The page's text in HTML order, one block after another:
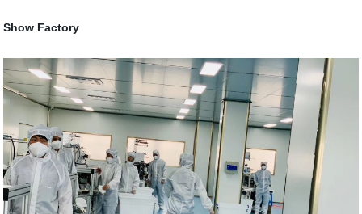
Show Factory